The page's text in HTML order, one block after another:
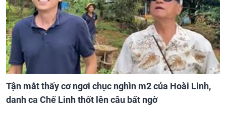
Tận mắt thấy cơ ngơi chục nghìn m2 của Hoài Linh,
danh ca Chế Linh thốt lên câu bất ngờ